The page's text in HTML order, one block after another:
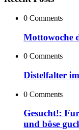
0 Comments
Mottowoche
0 Comments
Distelfalter
0 Comments
Gesucht!:
und böse